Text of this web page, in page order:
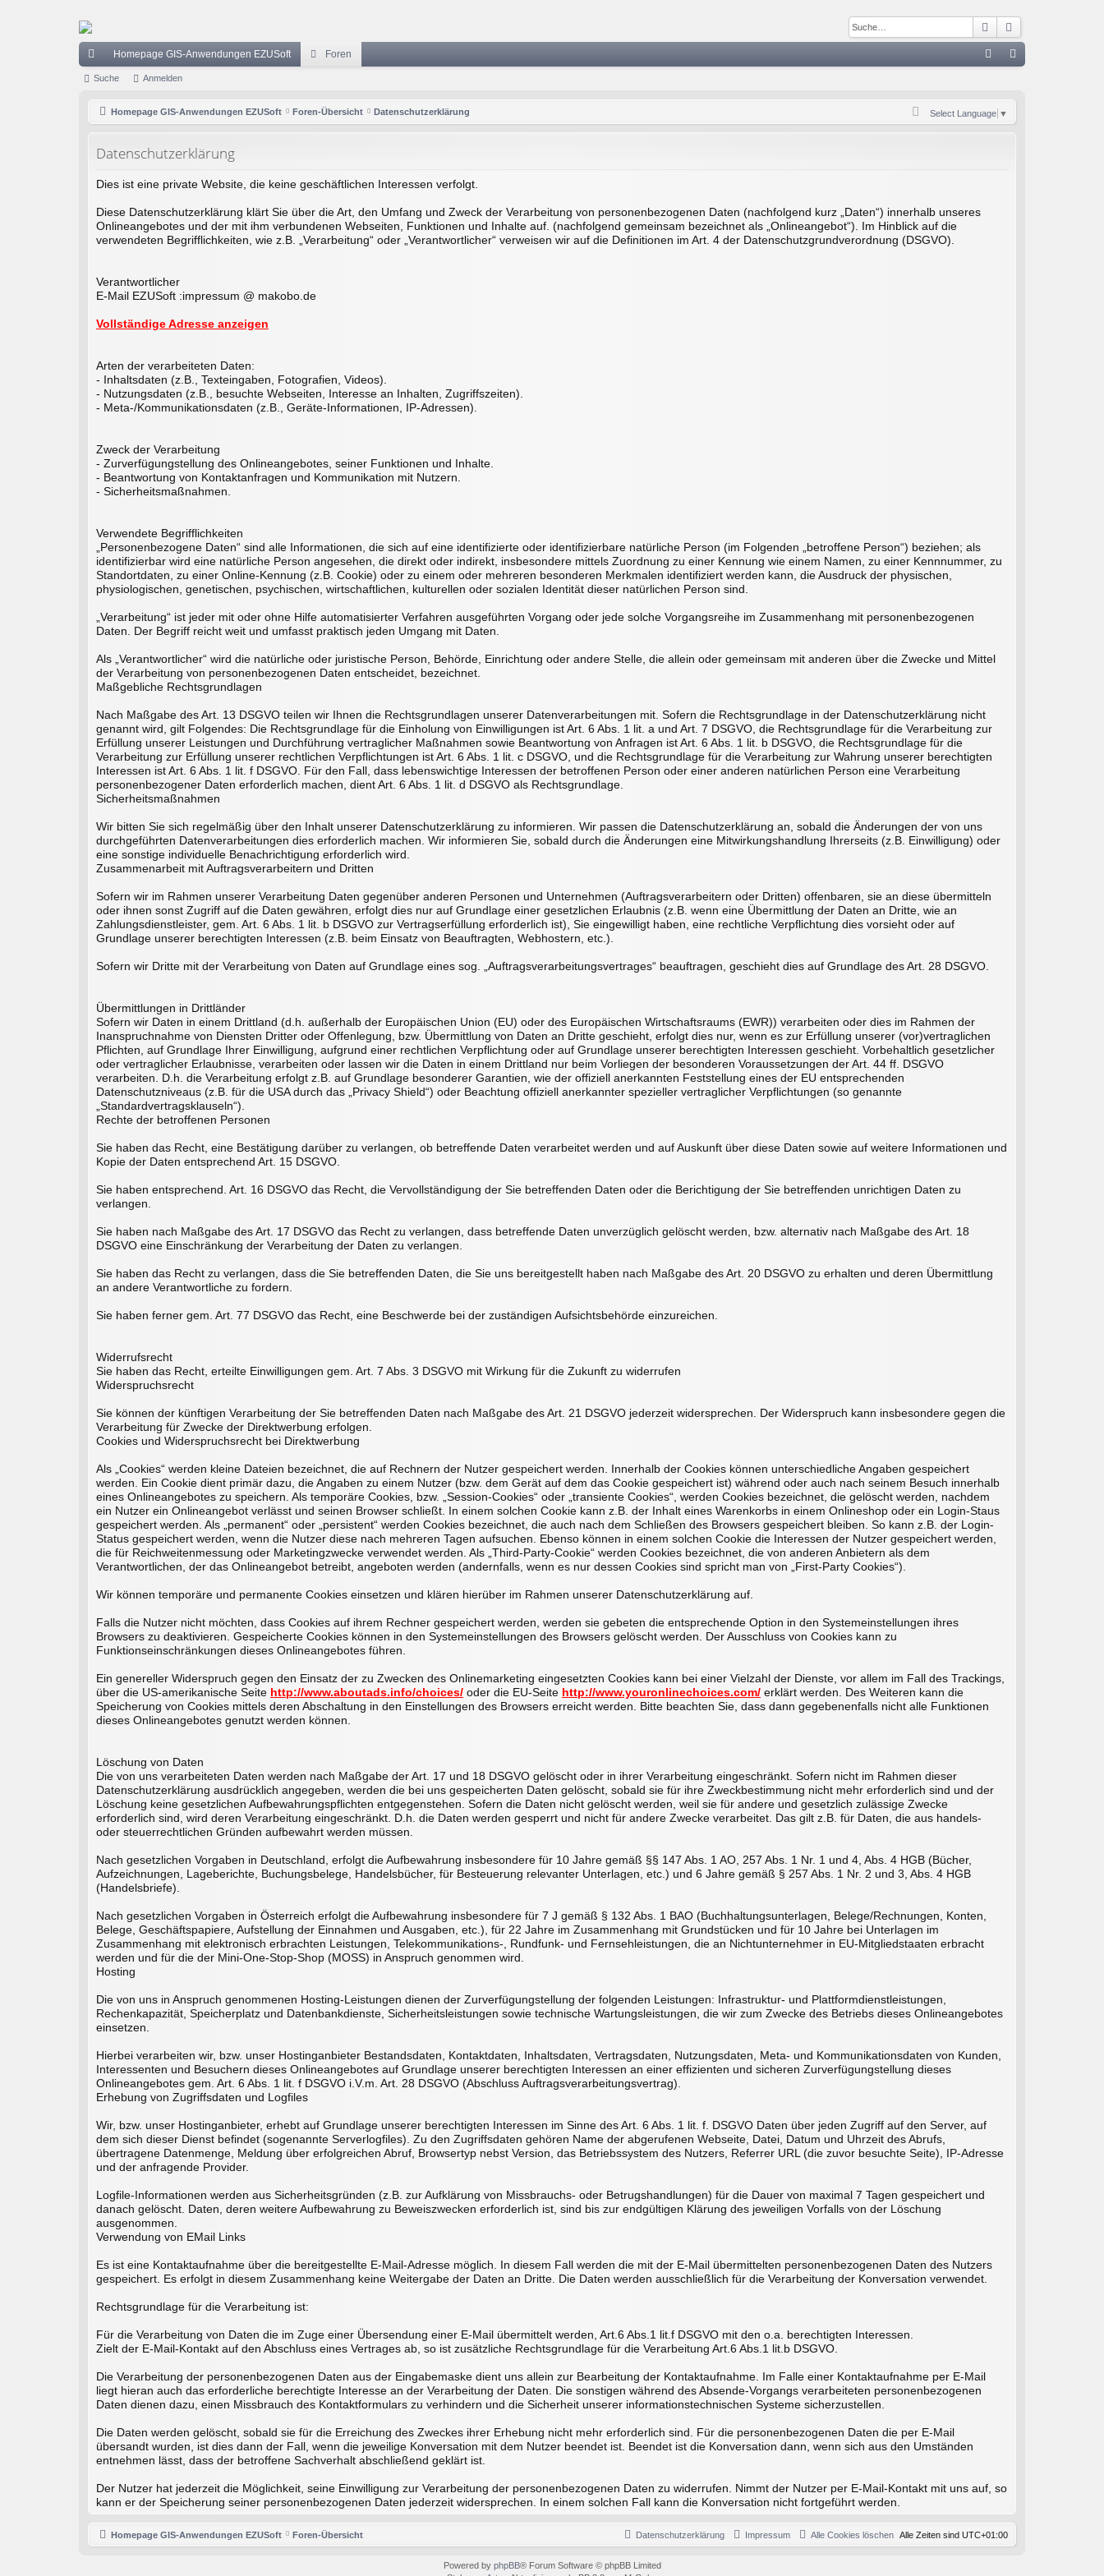
Suche
ch
Homepage GIS-Anwendungen EZUSoft Foren
m
Suche Anmelden
Homepage GIS-Anwendungen EZUSoft Foren-Übersicht Datenschutzerklärung Select Language ▼
Datenschutzerklärung
Dies ist eine private Website, die keine geschäftlichen Interessen verfolgt.
Diese Datenschutzerklärung klärt Sie über die Art, den Umfang und Zweck der Verarbeitung von personenbezogenen Daten (nachfolgend kurz „Daten“) innerhalb unseres
Onlineangebotes und der mit ihm verbundenen Webseiten, Funktionen und Inhalte auf. (nachfolgend gemeinsam bezeichnet als „Onlineangebot“). Im Hinblick auf die
verwendeten Begrifflichkeiten, wie z.B. „Verarbeitung“ oder „Verantwortlicher“ verweisen wir auf die Definitionen im Art. 4 der Datenschutzgrundverordnung (DSGVO).
Verantwortlicher
E-Mail EZUSoft :impressum @ makobo.de
Vollständige Adresse anzeigen
Arten der verarbeiteten Daten:
- Inhaltsdaten (z.B., Texteingaben, Fotografien, Videos).
- Nutzungsdaten (z.B., besuchte Webseiten, Interesse an Inhalten, Zugriffszeiten).
- Meta-/Kommunikationsdaten (z.B., Geräte-Informationen, IP-Adressen).
Zweck der Verarbeitung
- Zurverfügungstellung des Onlineangebotes, seiner Funktionen und Inhalte.
- Beantwortung von Kontaktanfragen und Kommunikation mit Nutzern.
- Sicherheitsmaßnahmen.
Verwendete Begrifflichkeiten
„Personenbezogene Daten“ sind alle Informationen, die sich auf eine identifizierte oder identifizierbare natürliche Person (im Folgenden „betroffene Person“) beziehen; als
identifizierbar wird eine natürliche Person angesehen, die direkt oder indirekt, insbesondere mittels Zuordnung zu einer Kennung wie einem Namen, zu einer Kennnummer, zu
Standortdaten, zu einer Online-Kennung (z.B. Cookie) oder zu einem oder mehreren besonderen Merkmalen identifiziert werden kann, die Ausdruck der physischen,
physiologischen, genetischen, psychischen, wirtschaftlichen, kulturellen oder sozialen Identität dieser natürlichen Person sind.
„Verarbeitung“ ist jeder mit oder ohne Hilfe automatisierter Verfahren ausgeführten Vorgang oder jede solche Vorgangsreihe im Zusammenhang mit personenbezogenen
Daten. Der Begriff reicht weit und umfasst praktisch jeden Umgang mit Daten.
Als „Verantwortlicher“ wird die natürliche oder juristische Person, Behörde, Einrichtung oder andere Stelle, die allein oder gemeinsam mit anderen über die Zwecke und Mittel
der Verarbeitung von personenbezogenen Daten entscheidet, bezeichnet.
Maßgebliche Rechtsgrundlagen
Nach Maßgabe des Art. 13 DSGVO teilen wir Ihnen die Rechtsgrundlagen unserer Datenverarbeitungen mit. Sofern die Rechtsgrundlage in der Datenschutzerklärung nicht
genannt wird, gilt Folgendes: Die Rechtsgrundlage für die Einholung von Einwilligungen ist Art. 6 Abs. 1 lit. a und Art. 7 DSGVO, die Rechtsgrundlage für die Verarbeitung zur
Erfüllung unserer Leistungen und Durchführung vertraglicher Maßnahmen sowie Beantwortung von Anfragen ist Art. 6 Abs. 1 lit. b DSGVO, die Rechtsgrundlage für die
Verarbeitung zur Erfüllung unserer rechtlichen Verpflichtungen ist Art. 6 Abs. 1 lit. c DSGVO, und die Rechtsgrundlage für die Verarbeitung zur Wahrung unserer berechtigten
Interessen ist Art. 6 Abs. 1 lit. f DSGVO. Für den Fall, dass lebenswichtige Interessen der betroffenen Person oder einer anderen natürlichen Person eine Verarbeitung
personenbezogener Daten erforderlich machen, dient Art. 6 Abs. 1 lit. d DSGVO als Rechtsgrundlage.
Sicherheitsmaßnahmen
Wir bitten Sie sich regelmäßig über den Inhalt unserer Datenschutzerklärung zu informieren. Wir passen die Datenschutzerklärung an, sobald die Änderungen der von uns
durchgeführten Datenverarbeitungen dies erforderlich machen. Wir informieren Sie, sobald durch die Änderungen eine Mitwirkungshandlung Ihrerseits (z.B. Einwilligung) oder
eine sonstige individuelle Benachrichtigung erforderlich wird.
Zusammenarbeit mit Auftragsverarbeitern und Dritten
Sofern wir im Rahmen unserer Verarbeitung Daten gegenüber anderen Personen und Unternehmen (Auftragsverarbeitern oder Dritten) offenbaren, sie an diese übermitteln
oder ihnen sonst Zugriff auf die Daten gewähren, erfolgt dies nur auf Grundlage einer gesetzlichen Erlaubnis (z.B. wenn eine Übermittlung der Daten an Dritte, wie an
Zahlungsdienstleister, gem. Art. 6 Abs. 1 lit. b DSGVO zur Vertragserfüllung erforderlich ist), Sie eingewilligt haben, eine rechtliche Verpflichtung dies vorsieht oder auf
Grundlage unserer berechtigten Interessen (z.B. beim Einsatz von Beauftragten, Webhostern, etc.).
Sofern wir Dritte mit der Verarbeitung von Daten auf Grundlage eines sog. „Auftragsverarbeitungsvertrages“ beauftragen, geschieht dies auf Grundlage des Art. 28 DSGVO.
Übermittlungen in Drittländer
Sofern wir Daten in einem Drittland (d.h. außerhalb der Europäischen Union (EU) oder des Europäischen Wirtschaftsraums (EWR)) verarbeiten oder dies im Rahmen der
Inanspruchnahme von Diensten Dritter oder Offenlegung, bzw. Übermittlung von Daten an Dritte geschieht, erfolgt dies nur, wenn es zur Erfüllung unserer (vor)vertraglichen
Pflichten, auf Grundlage Ihrer Einwilligung, aufgrund einer rechtlichen Verpflichtung oder auf Grundlage unserer berechtigten Interessen geschieht. Vorbehaltlich gesetzlicher
oder vertraglicher Erlaubnisse, verarbeiten oder lassen wir die Daten in einem Drittland nur beim Vorliegen der besonderen Voraussetzungen der Art. 44 ff. DSGVO
verarbeiten. D.h. die Verarbeitung erfolgt z.B. auf Grundlage besonderer Garantien, wie der offiziell anerkannten Feststellung eines der EU entsprechenden
Datenschutzniveaus (z.B. für die USA durch das „Privacy Shield“) oder Beachtung offiziell anerkannter spezieller vertraglicher Verpflichtungen (so genannte
„Standardvertragsklauseln“).
Rechte der betroffenen Personen
Sie haben das Recht, eine Bestätigung darüber zu verlangen, ob betreffende Daten verarbeitet werden und auf Auskunft über diese Daten sowie auf weitere Informationen und
Kopie der Daten entsprechend Art. 15 DSGVO.
Sie haben entsprechend. Art. 16 DSGVO das Recht, die Vervollständigung der Sie betreffenden Daten oder die Berichtigung der Sie betreffenden unrichtigen Daten zu
verlangen.
Sie haben nach Maßgabe des Art. 17 DSGVO das Recht zu verlangen, dass betreffende Daten unverzüglich gelöscht werden, bzw. alternativ nach Maßgabe des Art. 18
DSGVO eine Einschränkung der Verarbeitung der Daten zu verlangen.
Sie haben das Recht zu verlangen, dass die Sie betreffenden Daten, die Sie uns bereitgestellt haben nach Maßgabe des Art. 20 DSGVO zu erhalten und deren Übermittlung
an andere Verantwortliche zu fordern.
Sie haben ferner gem. Art. 77 DSGVO das Recht, eine Beschwerde bei der zuständigen Aufsichtsbehörde einzureichen.
Widerrufsrecht
Sie haben das Recht, erteilte Einwilligungen gem. Art. 7 Abs. 3 DSGVO mit Wirkung für die Zukunft zu widerrufen
Widerspruchsrecht
Sie können der künftigen Verarbeitung der Sie betreffenden Daten nach Maßgabe des Art. 21 DSGVO jederzeit widersprechen. Der Widerspruch kann insbesondere gegen die
Verarbeitung für Zwecke der Direktwerbung erfolgen.
Cookies und Widerspruchsrecht bei Direktwerbung
Als „Cookies“ werden kleine Dateien bezeichnet, die auf Rechnern der Nutzer gespeichert werden. Innerhalb der Cookies können unterschiedliche Angaben gespeichert
werden. Ein Cookie dient primär dazu, die Angaben zu einem Nutzer (bzw. dem Gerät auf dem das Cookie gespeichert ist) während oder auch nach seinem Besuch innerhalb
eines Onlineangebotes zu speichern. Als temporäre Cookies, bzw. „Session-Cookies“ oder „transiente Cookies“, werden Cookies bezeichnet, die gelöscht werden, nachdem
ein Nutzer ein Onlineangebot verlässt und seinen Browser schließt. In einem solchen Cookie kann z.B. der Inhalt eines Warenkorbs in einem Onlineshop oder ein Login-Staus
gespeichert werden. Als „permanent“ oder „persistent“ werden Cookies bezeichnet, die auch nach dem Schließen des Browsers gespeichert bleiben. So kann z.B. der Login-
Status gespeichert werden, wenn die Nutzer diese nach mehreren Tagen aufsuchen. Ebenso können in einem solchen Cookie die Interessen der Nutzer gespeichert werden,
die für Reichweitenmessung oder Marketingzwecke verwendet werden. Als „Third-Party-Cookie“ werden Cookies bezeichnet, die von anderen Anbietern als dem
Verantwortlichen, der das Onlineangebot betreibt, angeboten werden (andernfalls, wenn es nur dessen Cookies sind spricht man von „First-Party Cookies“).
Wir können temporäre und permanente Cookies einsetzen und klären hierüber im Rahmen unserer Datenschutzerklärung auf.
Falls die Nutzer nicht möchten, dass Cookies auf ihrem Rechner gespeichert werden, werden sie gebeten die entsprechende Option in den Systemeinstellungen ihres
Browsers zu deaktivieren. Gespeicherte Cookies können in den Systemeinstellungen des Browsers gelöscht werden. Der Ausschluss von Cookies kann zu
Funktionseinschränkungen dieses Onlineangebotes führen.
Ein genereller Widerspruch gegen den Einsatz der zu Zwecken des Onlinemarketing eingesetzten Cookies kann bei einer Vielzahl der Dienste, vor allem im Fall des Trackings,
über die US-amerikanische Seite http://www.aboutads.info/choices/ oder die EU-Seite http://www.youronlinechoices.com/ erklärt werden. Des Weiteren kann die
Speicherung von Cookies mittels deren Abschaltung in den Einstellungen des Browsers erreicht werden. Bitte beachten Sie, dass dann gegebenenfalls nicht alle Funktionen
dieses Onlineangebotes genutzt werden können.
Löschung von Daten
Die von uns verarbeiteten Daten werden nach Maßgabe der Art. 17 und 18 DSGVO gelöscht oder in ihrer Verarbeitung eingeschränkt. Sofern nicht im Rahmen dieser
Datenschutzerklärung ausdrücklich angegeben, werden die bei uns gespeicherten Daten gelöscht, sobald sie für ihre Zweckbestimmung nicht mehr erforderlich sind und der
Löschung keine gesetzlichen Aufbewahrungspflichten entgegenstehen. Sofern die Daten nicht gelöscht werden, weil sie für andere und gesetzlich zulässige Zwecke
erforderlich sind, wird deren Verarbeitung eingeschränkt. D.h. die Daten werden gesperrt und nicht für andere Zwecke verarbeitet. Das gilt z.B. für Daten, die aus handels-
oder steuerrechtlichen Gründen aufbewahrt werden müssen.
Nach gesetzlichen Vorgaben in Deutschland, erfolgt die Aufbewahrung insbesondere für 10 Jahre gemäß §§ 147 Abs. 1 AO, 257 Abs. 1 Nr. 1 und 4, Abs. 4 HGB (Bücher,
Aufzeichnungen, Lageberichte, Buchungsbelege, Handelsbücher, für Besteuerung relevanter Unterlagen, etc.) und 6 Jahre gemäß § 257 Abs. 1 Nr. 2 und 3, Abs. 4 HGB
(Handelsbriefe).
Nach gesetzlichen Vorgaben in Österreich erfolgt die Aufbewahrung insbesondere für 7 J gemäß § 132 Abs. 1 BAO (Buchhaltungsunterlagen, Belege/Rechnungen, Konten,
Belege, Geschäftspapiere, Aufstellung der Einnahmen und Ausgaben, etc.), für 22 Jahre im Zusammenhang mit Grundstücken und für 10 Jahre bei Unterlagen im
Zusammenhang mit elektronisch erbrachten Leistungen, Telekommunikations-, Rundfunk- und Fernsehleistungen, die an Nichtunternehmer in EU-Mitgliedstaaten erbracht
werden und für die der Mini-One-Stop-Shop (MOSS) in Anspruch genommen wird.
Hosting
Die von uns in Anspruch genommenen Hosting-Leistungen dienen der Zurverfügungstellung der folgenden Leistungen: Infrastruktur- und Plattformdienstleistungen,
Rechenkapazität, Speicherplatz und Datenbankdienste, Sicherheitsleistungen sowie technische Wartungsleistungen, die wir zum Zwecke des Betriebs dieses Onlineangebotes
einsetzen.
Hierbei verarbeiten wir, bzw. unser Hostinganbieter Bestandsdaten, Kontaktdaten, Inhaltsdaten, Vertragsdaten, Nutzungsdaten, Meta- und Kommunikationsdaten von Kunden,
Interessenten und Besuchern dieses Onlineangebotes auf Grundlage unserer berechtigten Interessen an einer effizienten und sicheren Zurverfügungstellung dieses
Onlineangebotes gem. Art. 6 Abs. 1 lit. f DSGVO i.V.m. Art. 28 DSGVO (Abschluss Auftragsverarbeitungsvertrag).
Erhebung von Zugriffsdaten und Logfiles
Wir, bzw. unser Hostinganbieter, erhebt auf Grundlage unserer berechtigten Interessen im Sinne des Art. 6 Abs. 1 lit. f. DSGVO Daten über jeden Zugriff auf den Server, auf
dem sich dieser Dienst befindet (sogenannte Serverlogfiles). Zu den Zugriffsdaten gehören Name der abgerufenen Webseite, Datei, Datum und Uhrzeit des Abrufs,
übertragene Datenmenge, Meldung über erfolgreichen Abruf, Browsertyp nebst Version, das Betriebssystem des Nutzers, Referrer URL (die zuvor besuchte Seite), IP-Adresse
und der anfragende Provider.
Logfile-Informationen werden aus Sicherheitsgründen (z.B. zur Aufklärung von Missbrauchs- oder Betrugshandlungen) für die Dauer von maximal 7 Tagen gespeichert und
danach gelöscht. Daten, deren weitere Aufbewahrung zu Beweiszwecken erforderlich ist, sind bis zur endgültigen Klärung des jeweiligen Vorfalls von der Löschung
ausgenommen.
Verwendung von EMail Links
Es ist eine Kontaktaufnahme über die bereitgestellte E-Mail-Adresse möglich. In diesem Fall werden die mit der E-Mail übermittelten personenbezogenen Daten des Nutzers
gespeichert. Es erfolgt in diesem Zusammenhang keine Weitergabe der Daten an Dritte. Die Daten werden ausschließlich für die Verarbeitung der Konversation verwendet.
Rechtsgrundlage für die Verarbeitung ist:
Für die Verarbeitung von Daten die im Zuge einer Übersendung einer E-Mail übermittelt werden, Art.6 Abs.1 lit.f DSGVO mit den o.a. berechtigten Interessen.
Zielt der E-Mail-Kontakt auf den Abschluss eines Vertrages ab, so ist zusätzliche Rechtsgrundlage für die Verarbeitung Art.6 Abs.1 lit.b DSGVO.
Die Verarbeitung der personenbezogenen Daten aus der Eingabemaske dient uns allein zur Bearbeitung der Kontaktaufnahme. Im Falle einer Kontaktaufnahme per E-Mail
liegt hieran auch das erforderliche berechtigte Interesse an der Verarbeitung der Daten. Die sonstigen während des Absende-Vorgangs verarbeiteten personenbezogenen
Daten dienen dazu, einen Missbrauch des Kontaktformulars zu verhindern und die Sicherheit unserer informationstechnischen Systeme sicherzustellen.
Die Daten werden gelöscht, sobald sie für die Erreichung des Zweckes ihrer Erhebung nicht mehr erforderlich sind. Für die personenbezogenen Daten die per E-Mail
übersandt wurden, ist dies dann der Fall, wenn die jeweilige Konversation mit dem Nutzer beendet ist. Beendet ist die Konversation dann, wenn sich aus den Umständen
entnehmen lässt, dass der betroffene Sachverhalt abschließend geklärt ist.
Der Nutzer hat jederzeit die Möglichkeit, seine Einwilligung zur Verarbeitung der personenbezogenen Daten zu widerrufen. Nimmt der Nutzer per E-Mail-Kontakt mit uns auf, so
kann er der Speicherung seiner personenbezogenen Daten jederzeit widersprechen. In einem solchen Fall kann die Konversation nicht fortgeführt werden.
Homepage GIS-Anwendungen EZUSoft Foren-Übersicht Alle Zeiten sind UTC+01:00
Alle Cookies löschen
Impressum
Datenschutzerklärung
Powered by phpBB® Forum Software © phpBB Limited